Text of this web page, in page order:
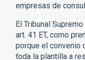
empresas de
El Tribunal
art. 41 ET, como
porque el convenio
toda la plantilla a